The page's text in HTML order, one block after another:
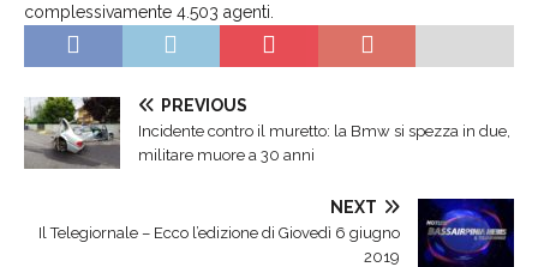
complessivamente 4.503 agenti.
PREVIOUS
Incidente contro il muretto: la Bmw si spezza in due,
militare muore a 30 anni
NEXT
Il Telegiornale – Ecco l’edizione di Giovedì 6 giugno
2019